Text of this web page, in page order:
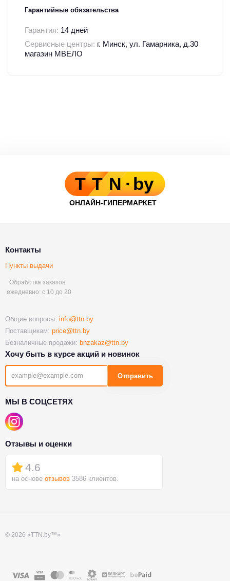
Гарантийные обязательства
Гарантия: 14 дней
Сервисные центры: г. Минск, ул. Гамарника, д.30
магазин МВЕЛО
Контакты
Пункты выдачи
Обработка заказов
ежедневно: с 10 до 20
Общие вопросы: info@ttn.by
Поставщикам: price@ttn.by
Безналичные продажи: bnzakaz@ttn.by
Хочу быть в курсе акций и новинок
Отправить
МЫ В СОЦСЕТЯХ
Отзывы и оценки
4.6
на основе отзывов 3586 клиентов.
© 2026 «TTN.by™»